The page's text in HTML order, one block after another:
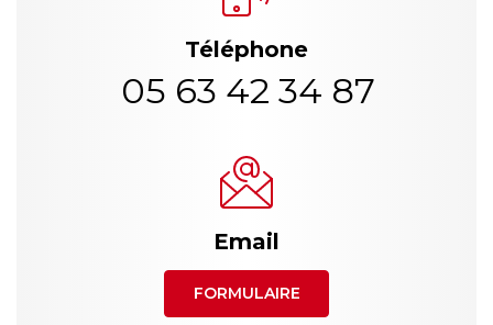
Téléphone
05 63 42 34 87
Email
FORMULAIRE